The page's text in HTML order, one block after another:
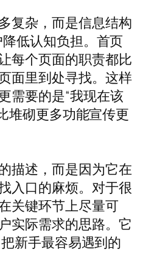
复杂，而是信息结构
低认知负担。首页
每个页面的职责都比
面里到处寻找。这样
需要的是“我现在该
堆砌更多功能宣传更
描述，而是因为它在
入口的麻烦。对于很
关键环节上尽量可
实际需求的思路。它
新手最容易遇到的